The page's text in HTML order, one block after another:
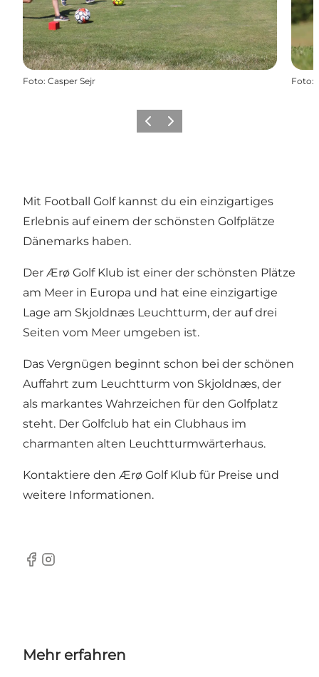
Foto: Casper Sejr Foto:
ZurückWeiter
Mit Football Golf kannst du ein einzigartiges
Erlebnis auf einem der schönsten Golfplätze
Dänemarks haben.
Der Ærø Golf Klub ist einer der schönsten Plätze
am Meer in Europa und hat eine einzigartige
Lage am Skjoldnæs Leuchtturm, der auf drei
Seiten vom Meer umgeben ist.
Das Vergnügen beginnt schon bei der schönen
Auffahrt zum Leuchtturm von Skjoldnæs, der
als markantes Wahrzeichen für den Golfplatz
steht. Der Golfclub hat ein Clubhaus im
charmanten alten Leuchtturmwärterhaus.
Kontaktiere den Ærø Golf Klub für Preise und
weitere Informationen.
Facebook
Instagram
Mehr erfahren